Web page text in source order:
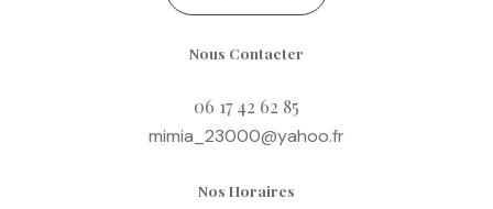
Nous Contacter
06 17 42 62 85
mimia_23000@yahoo.fr
Nos Horaires